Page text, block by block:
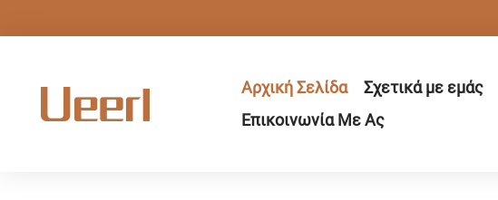
Αρχική Σελίδα Σχετικά με εμάς
Επικοινωνία Με Ας